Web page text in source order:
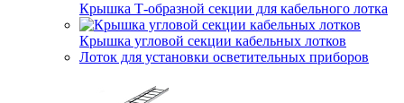
Крышка Т-образной секции для кабельного лотка
Крышка угловой секции кабельных лотков
Лоток для установки осветительных приборов